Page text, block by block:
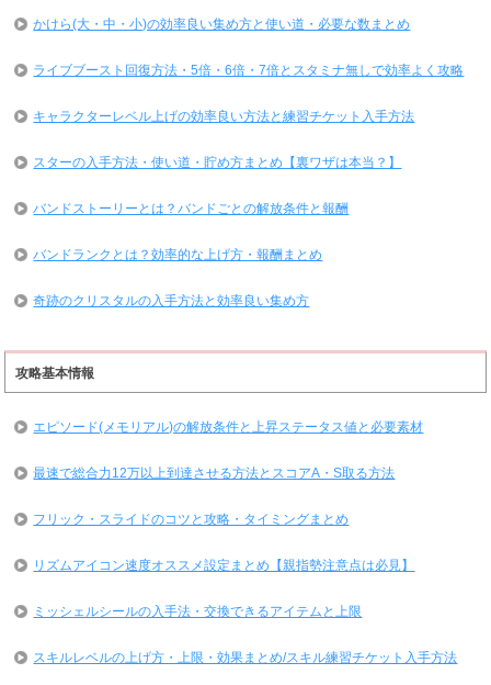
かけら(大・中・小)の効率良い集め方と使い道・必要な数まとめ
ライブブースト回復方法・5倍・6倍・7倍とスタミナ無しで効率よく攻略
キャラクターレベル上げの効率良い方法と練習チケット入手方法
スターの入手方法・使い道・貯め方まとめ【裏ワザは本当？】
バンドストーリーとは？バンドごとの解放条件と報酬
バンドランクとは？効率的な上げ方・報酬まとめ
奇跡のクリスタルの入手方法と効率良い集め方
攻略基本情報
エピソード(メモリアル)の解放条件と上昇ステータス値と必要素材
最速で総合力12万以上到達させる方法とスコアA・S取る方法
フリック・スライドのコツと攻略・タイミングまとめ
リズムアイコン速度オススメ設定まとめ【親指勢注意点は必見】
ミッシェルシールの入手法・交換できるアイテムと上限
スキルレベルの上げ方・上限・効果まとめ/スキル練習チケット入手方法